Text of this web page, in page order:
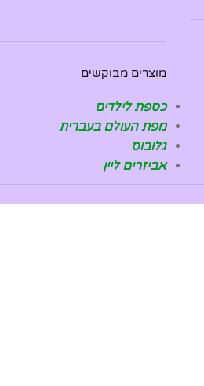
מוצרים מבוקשים
כספת לילדים
מפת העולם בעברית
גלובוס
אביזרים ליין